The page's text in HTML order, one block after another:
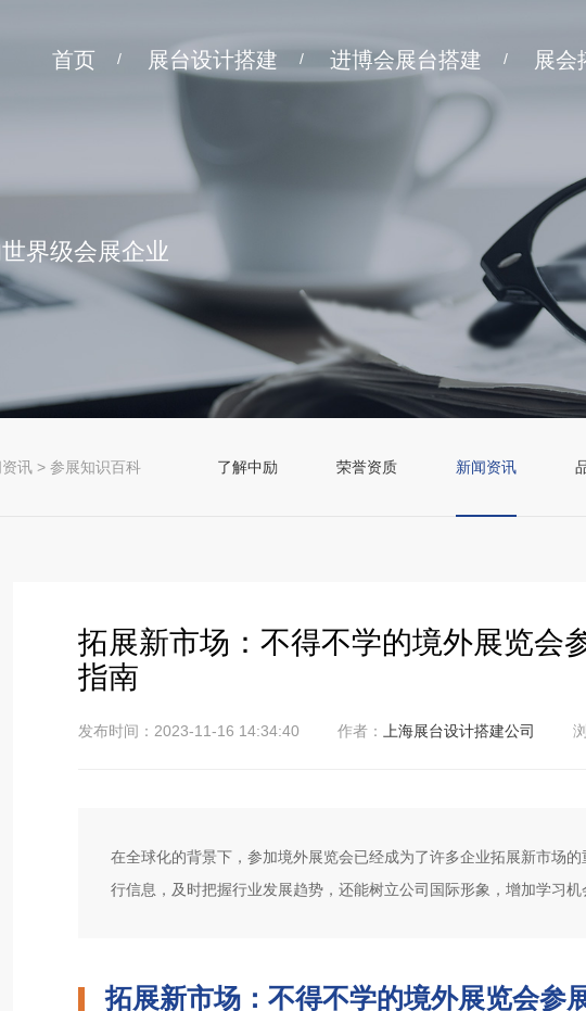
首页 / 展台设计搭建 / 进博会展台搭建 / 展会
界级会展企业
讯 > 参展知识百科 了解中励 荣誉资质 新闻资讯
拓展新市场：不得不学的境外展览会
指南
发布时间：2023-11-16 14:34:40 作者： 上海展台设计搭建公司
在全球化的背景下，参加境外展览会已经成为了许多企业拓展新市场
行信息，及时把握行业发展趋势，还能树立公司国际形象，增加学习机
拓展新市场：不得不学的境外展览会参